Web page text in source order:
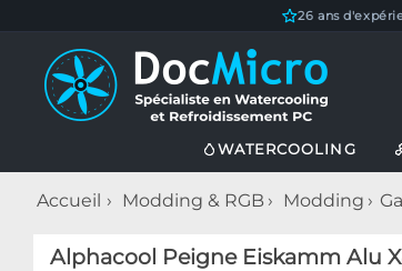
26 ans
WATERCOOLING
Accueil Modding & RGB Modding
Alphacool Peigne Eiskamm Alu